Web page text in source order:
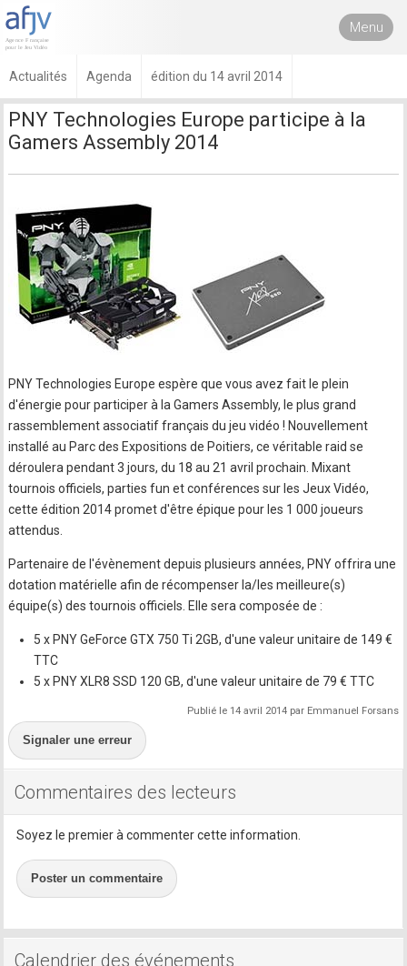
Menu
Actualités Agenda édition du 14 avril 2014
PNY Technologies Europe participe à la
Gamers Assembly 2014
PNY Technologies Europe espère que vous avez fait le plein
d'énergie pour participer à la Gamers Assembly, le plus grand
rassemblement associatif français du jeu vidéo ! Nouvellement
installé au Parc des Expositions de Poitiers, ce véritable raid se
déroulera pendant 3 jours, du 18 au 21 avril prochain. Mixant
tournois officiels, parties fun et conférences sur les Jeux Vidéo,
cette édition 2014 promet d'être épique pour les 1 000 joueurs
attendus.
Partenaire de l'évènement depuis plusieurs années, PNY offrira une
dotation matérielle afin de récompenser la/les meilleure(s)
équipe(s) des tournois officiels. Elle sera composée de :
5 x PNY GeForce GTX 750 Ti 2GB, d'une valeur unitaire de 149 €
TTC
5 x PNY XLR8 SSD 120 GB, d'une valeur unitaire de 79 € TTC
Publié le 14 avril 2014 par Emmanuel Forsans
Signaler une erreur
Commentaires des lecteurs
Soyez le premier à commenter cette information.
Poster un commentaire
Calendrier des événements